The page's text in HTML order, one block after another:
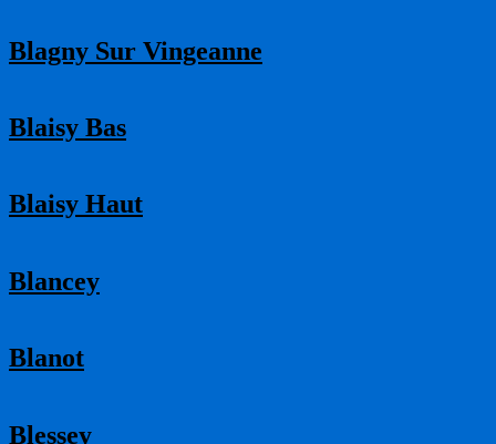
Blagny Sur Vingeanne
Blaisy Bas
Blaisy Haut
Blancey
Blanot
Blessey